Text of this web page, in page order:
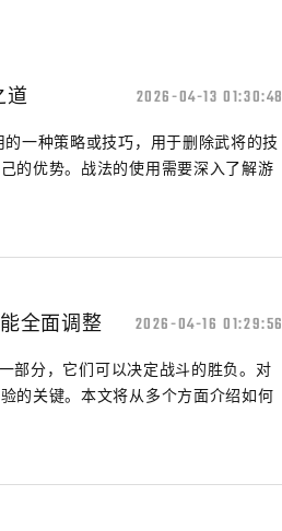
道 2026-04-13 01:30:48
一种策略或技巧，用于删除武将的技
的优势。战法的使用需要深入了解游
全面调整 2026-04-16 01:29:56
部分，它们可以决定战斗的胜负。对
的关键。本文将从多个方面介绍如何